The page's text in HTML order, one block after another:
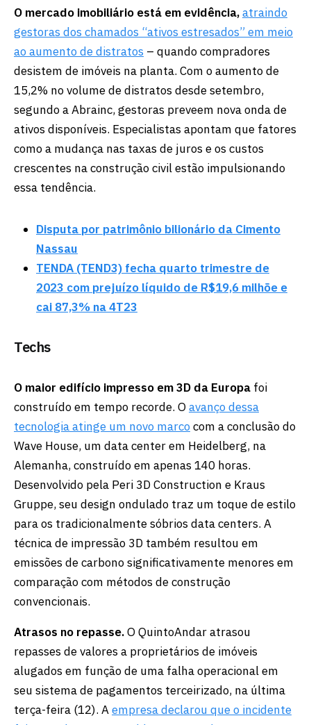
O mercado imobiliário está em evidência,atraindo
gestoras dos chamados “ativos estresados” em meio
ao aumento de distratos – quando compradores
desistem de imóveis na planta. Com o aumento de
15,2% no volume de distratos desde setembro,
segundo a Abrainc, gestoras preveem nova onda de
ativos disponíveis. Especialistas apontam que fatores
como a mudança nas taxas de juros e os custos
crescentes na construção civil estão impulsionando
essa tendência.
Disputa por patrimônio bilionário da Cimento
Nassau
TENDA (TEND3) fecha quarto trimestre de
2023 com prejuízo líquido de R$19,6 milhõe e
cai 87,3% na 4T23
Techs
O maior edifício impresso em 3D da Europa foi
construído em tempo recorde. Oavanço dessa
tecnologia atinge um novo marcocom a conclusão do
Wave House, um data center em Heidelberg, na
Alemanha, construído em apenas 140 horas.
Desenvolvido pela Peri 3D Construction e Kraus
Gruppe, seu design ondulado traz um toque de estilo
para os tradicionalmente sóbrios data centers. A
técnica de impressão 3D também resultou em
emissões de carbono significativamente menores em
comparação com métodos de construção
convencionais.
Atrasos no repasse.O QuintoAndar atrasou
repasses de valores a proprietários de imóveis
alugados em função de uma falha operacional em
seu sistema de pagamentos terceirizado, na última
terça-feira (12). Aempresa declarou que o incidente